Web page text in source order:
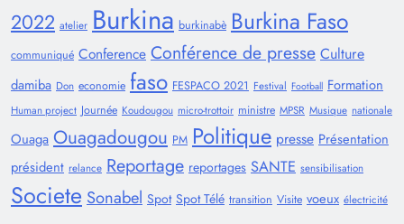
2022 atelier Burkina burkinabè Burkina Faso
communiqué Conference Conférence de presse Culture
damiba Don economie faso FESPACO 2021 Festival Football Formation
Human project Journée Koudougou micro-trottoir ministre MPSR Musique nationale
Ouaga Ouagadougou PM Politique presse Présentation
président relance Reportage reportages SANTE sensibilisation
Societe Sonabel Spot Spot Télé transition Visite voeux électricité